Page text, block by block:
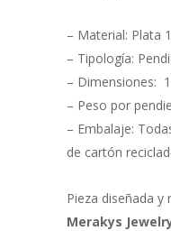
– Material: Plata
– Tipología:
– Dimensiones:
– Peso por
– Embalaje:
de cartón
Pieza diseñada
Merakys